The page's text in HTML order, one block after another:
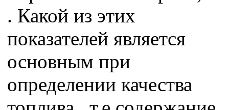
. Какой из этих
показателей является
основным при
определении качества